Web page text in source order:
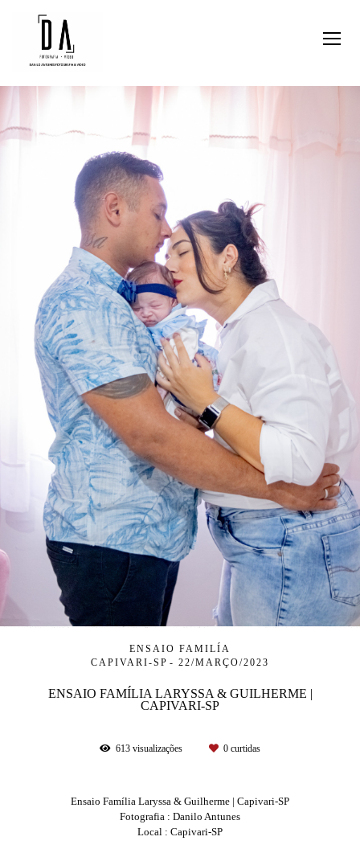
ENSAIO FAMILÍA
CAPIVARI-SP
22/MARÇO/2023
ENSAIO FAMÍLIA LARYSSA & GUILHERME |
CAPIVARI-SP
613 visualizações 0 curtidas
Ensaio Família Laryssa & Guilherme | Capivari-SP
Fotografia : Danilo Antunes
Local : Capivari-SP